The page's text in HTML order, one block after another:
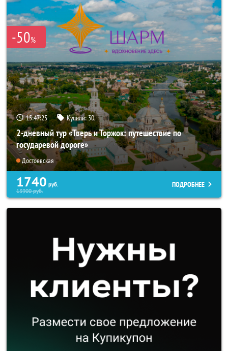
-50%
15:47:24 Купили:30
2-дневный тур «Тверь и Торжок: путешествие по
государевой дороге»
Достоевская
1740 руб.
13900руб.
ПОДРОБНЕЕ